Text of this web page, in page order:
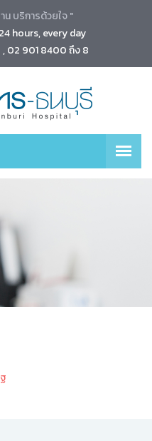
บริการด้วยใจ "
hours, every day
02 901 8400 ถึง 8